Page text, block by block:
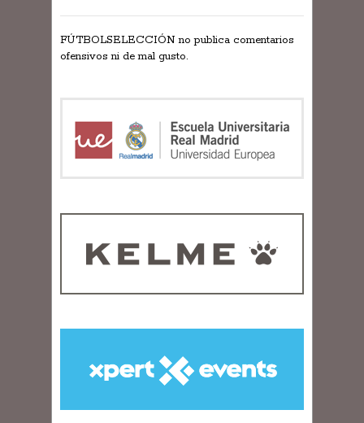
FÚTBOLSELECCIÓN no publica comentarios
ofensivos ni de mal gusto.